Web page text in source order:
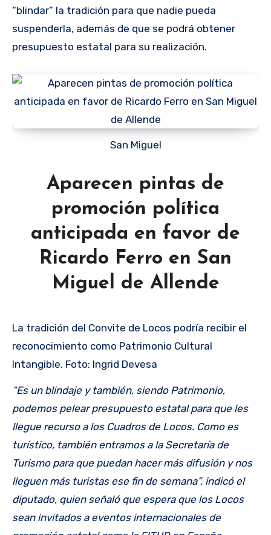
“blindar” la tradición para que nadie pueda
suspenderla, además de que se podrá obtener
presupuesto estatal para su realización.
San Miguel
Aparecen pintas de
promoción política
anticipada en favor de
Ricardo Ferro en San
Miguel de Allende
La tradición del Convite de Locos podría recibir el
reconocimiento como Patrimonio Cultural
Intangible. Foto: Ingrid Devesa
“Es un blindaje y también, siendo Patrimonio,
podemos pelear presupuesto estatal para que les
llegue recurso a los Cuadros de Locos. Como es
turístico, también entramos a la Secretaría de
Turismo para que puedan hacer más difusión y nos
lleguen más turistas ese fin de semana”, indicó el
diputado, quien señaló que espera que los Locos
sean invitados a eventos internacionales de